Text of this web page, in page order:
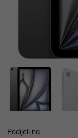
Podijeli na